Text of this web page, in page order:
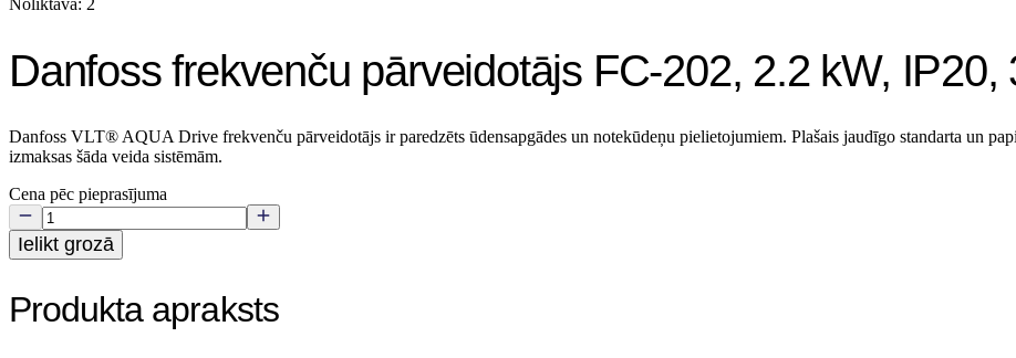
Noliktavā: 2
Danfoss frekvenču pārveidotājs FC-202, 2.2 kW, IP20,
Danfoss VLT® AQUA Drive frekvenču pārveidotājs ir paredzēts ūdensapgādes un notekūdeņu pielietojumiem. Plašais jaudīgo standarta un
izmaksas šāda veida sistēmām.
Cena pēc pieprasījuma
Ielikt grozā
Produkta apraksts